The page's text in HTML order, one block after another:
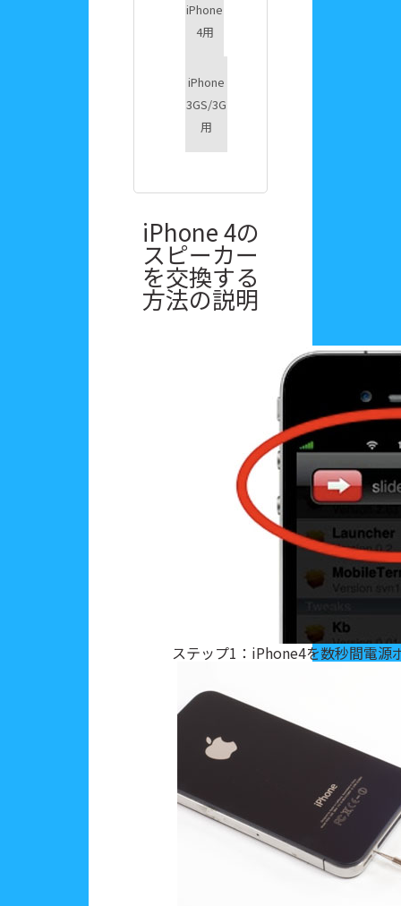
iPhone
4用
iPhone
3GS/3G
用
iPhone 4の
スピーカー
を交換する
方法の説明
ステップ1：iPhone4を数秒間電源